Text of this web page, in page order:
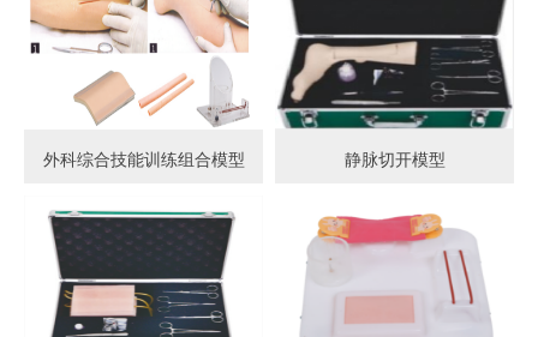
外科综合技能训练组合模型 静脉切开模型